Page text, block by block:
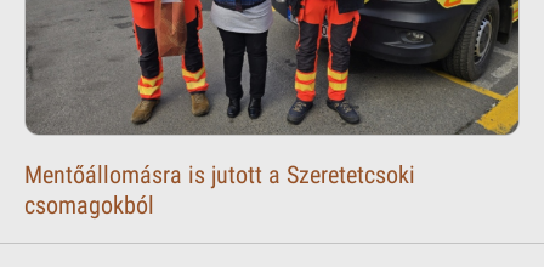
Mentőállomásra is jutott a Szeretetcsoki
csomagokból